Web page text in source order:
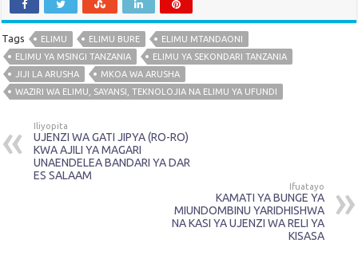
Tags ELIMU ELIMU BURE
ELIMU MTANDAONI
ELIMU YA MSINGI TANZANIA
ELIMU YA SEKONDARI TANZANIA
JIJI LA ARUSHA
MKOA WA ARUSHA
WAZIRI WA ELIMU, SAYANSI, TEKNOLOJIA NA ELIMU YA UFUNDI
Iliyopita
UJENZI WA GATI JIPYA (RO-RO)
KWA AJILI YA MAGARI
UNAENDELEA BANDARI YA DAR
ES SALAAM
Ifuatayo
KAMATI YA BUNGE YA
MIUNDOMBINU YARIDHISHWA
NA KASI YA UJENZI WA RELI YA
KISASA